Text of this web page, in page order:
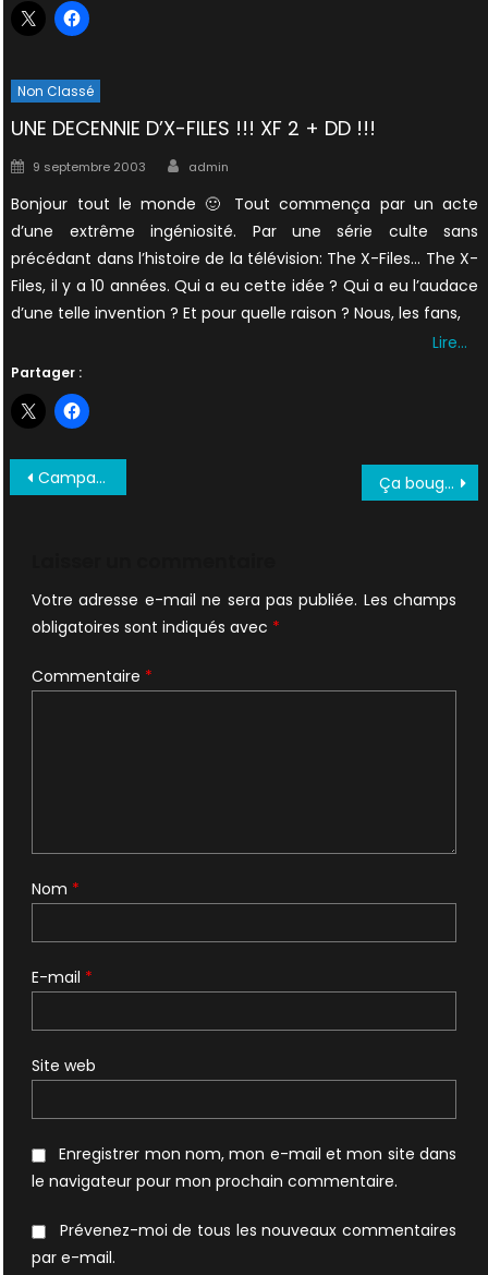
Non Classé
UNE DECENNIE D’X-FILES !!! XF 2 + DD !!!
Posted
9 septembre 2003 Author
admin
Bonjour tout le monde 🙂 Tout commença par un acte
d’une extrême ingéniosité. Par une série culte sans
précédant dans l’histoire de la télévision: The X-Files… The X-
Files, il y a 10 années. Qui a eu cette idée ? Qui a eu l’audace
d’une telle invention ? Et pour quelle raison ? Nous, les fans,
Lire…
Partager :
Navigation
Campagne de remerciement + DD + DVD + « Episode inédit » !!! Ça bouge du côté des fans : XF AWARDS + SV3 + DD + XF2
Votre adresse e-mail ne sera pas publiée. Les champs
obligatoires sont indiqués avec *
Commentaire *
Nom *
E-mail *
Site web
Enregistrer mon nom, mon e-mail et mon site dans
le navigateur pour mon prochain commentaire.
Prévenez-moi de tous les nouveaux commentaires
par e-mail.